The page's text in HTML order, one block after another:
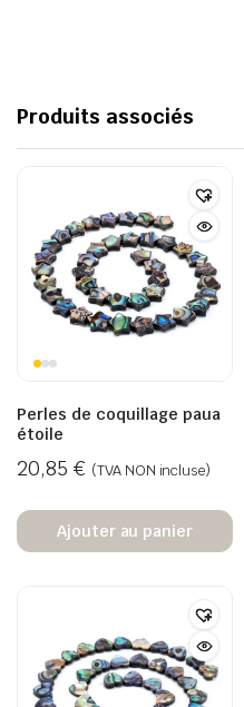
Produits associés
Perles de coquillage paua
étoile
20,85 € (TVA NON incluse)
Ajouter au panier